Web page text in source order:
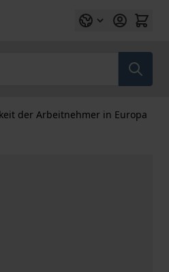
der Arbeitnehmer in Europa